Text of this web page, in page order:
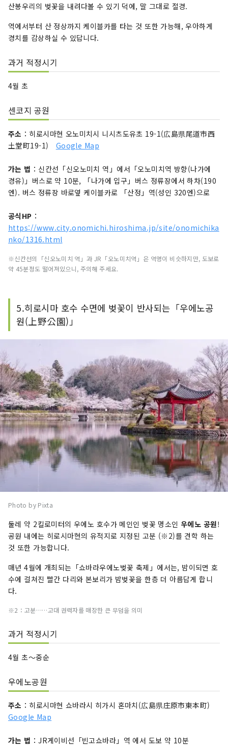
산봉우리의 벚꽃을 내려다볼 수 있기 덕에, 말 그대로 절경.
역에서부터 산 정상까지 케이블카를 타는 것 또한 가능해, 우아하게
경치를 감상하실 수 있답니다.
과거 적정시기
4월 초
센코지 공원
주소 ：히로시마현 오노미치시 니시츠도유초 19-1(広島県尾道市西
土堂町19-1) Google Map
가는 법 ：신칸선「신오노미치 역」에서「오노미치역 방향(나가에
경유)」버스로 약 10분, 「나가에 입구」버스 정류장에서 하차(190
엔). 버스 정류장 바로옆 케이블카로 「산정」역(성인 320엔)으로
공식HP ：
https://www.city.onomichi.hiroshima.jp/site/onomichika
nko/1316.html
※신칸선의「신오노미치 역」과 JR「오노미치역」은 역명이 비슷하지만, 도보로
약 45분정도 떨어져있으니, 주의해 주세요.
5.히로시마 호수 수면에 벚꽃이 반사되는「우에노공
원(上野公園)」
Photo by Pixta
둘레 약 2킬로미터의 우에노 호수가 메인인 벚꽃 명소인 우에노 공원!
공원 내에는 히로시마현의 유적지로 지정된 고분 (※2)를 견학 하는
것 또한 가능합니다.
매년 4월에 개최되는「쇼바라우에노벚꽃 축제」에서는, 밤이되면 호
수에 걸쳐진 빨간 다리와 본보리가 밤벚꽃을 한층 더 아름답게 합니
다.
※2：고분……고대 권력자를 매장한 큰 무덤을 의미
과거 적정시기
4월 초～중순
우에노공원
주소 ：히로시마현 쇼바라시 히가시 혼마치(広島県庄原市東本町)
Google Map
가는 법 ：JR게이비선「빈고쇼바라」역 에서 도보 약 10분